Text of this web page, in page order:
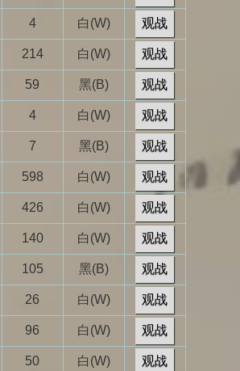
4 白(W) 观战
214 白(W) 观战
59 黑(B) 观战
4 白(W) 观战
7 黑(B) 观战
598 白(W) 观战
426 白(W) 观战
140 白(W) 观战
105 黑(B) 观战
26 白(W) 观战
96 白(W) 观战
50 白(W) 观战